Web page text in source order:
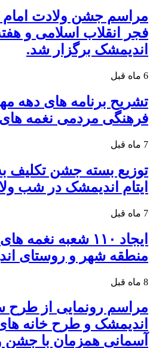
مراسم جشن ولادت
فجر انقلاب اسلامی و
اندیمشک برگزار شد.
6 ماه قبل
تشریح برنامه های دهه
فرهنگی مردمی نغمه
7 ماه قبل
توزیع بسته جشن تکلیف
ایتام اندیمشک در شب
7 ماه قبل
منطقه شهر و روستای
8 ماه قبل
مراسم رونمایی از طرح
اندیمشک و طرح خانه
آسمانی همزمان با